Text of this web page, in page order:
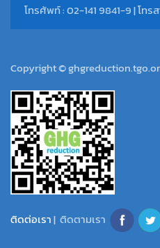
โทรศัพท์ : 02-141 9841-9 | โทร
Copyright ©
ติดต่อเรา| ติดตามเรา